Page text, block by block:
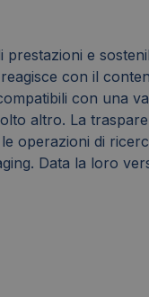
e
con il
con una
altro. La
operazioni di
Data la loro